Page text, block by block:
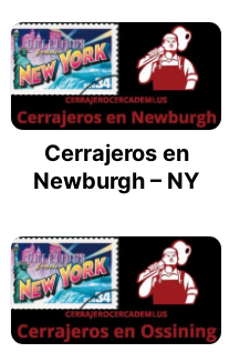
Cerrajeros en
Newburgh – NY